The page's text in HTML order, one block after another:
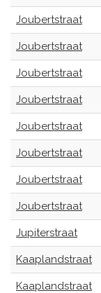
Joubertstraat
Joubertstraat
Joubertstraat
Joubertstraat
Joubertstraat
Joubertstraat
Joubertstraat
Joubertstraat
Jupiterstraat
Kaaplandstraat
Kaaplandstraat